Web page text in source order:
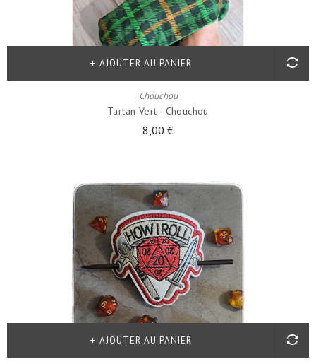
Chouchou
Tartan Vert - Chouchou
8,00 €
AJOUTER AU PANIER
AJOUTER AU PANIER